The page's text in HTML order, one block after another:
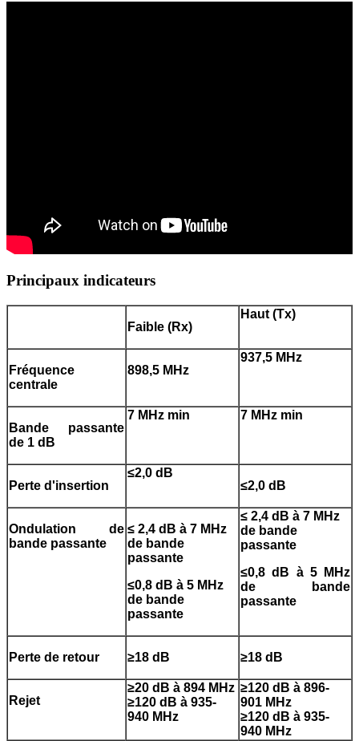
Principaux indicateurs
Faible (Rx)
Haut (Tx)
Fréquence
centrale
898,5 MHz
937,5 MHz
Bande passante
de 1 dB
7 MHz min 7 MHz min
Perte d'insertion
≤2,0 dB
≤2,0 dB
Ondulation de
bande passante
≤ 2,4 dB à 7 MHz
de bande
passante
≤0,8 dB à 5 MHz
de bande
passante
≤ 2,4 dB à 7 MHz
de bande
passante
≤0,8 dB à 5 MHz
de bande
passante
Perte de retour ≥18 dB ≥18 dB
Rejet
≥20 dB à 894 MHz
≥120 dB à 935-
940 MHz
≥120 dB à 896-
901 MHz
≥120 dB à 935-
940 MHz